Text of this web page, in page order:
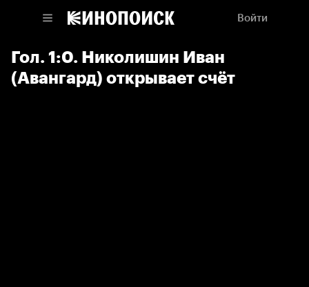
Войти
Гол. 1:0. Николишин Иван
(Авангард) открывает счёт